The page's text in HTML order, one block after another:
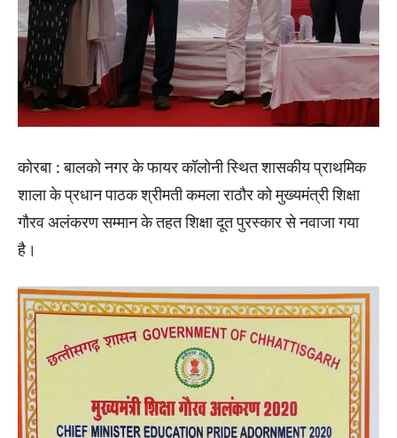
कोरबा : बालको नगर के फायर कॉलोनी स्थित शासकीय प्राथमिक
शाला के प्रधान पाठक श्रीमती कमला राठौर को मुख्यमंत्री शिक्षा
गौरव अलंकरण सम्मान के तहत शिक्षा दूत पुरस्कार से नवाजा गया
है।